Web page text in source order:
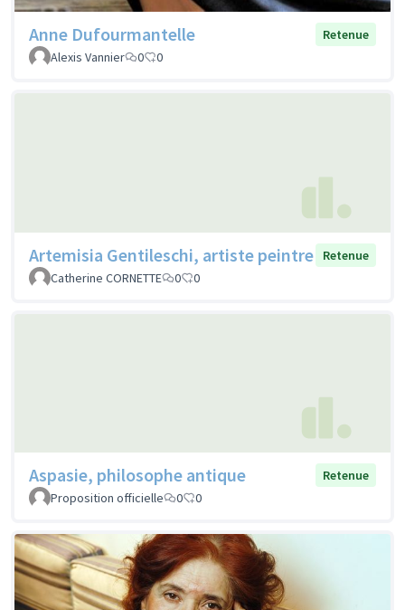
Anne Dufourmantelle
Retenue
Alexis Vannier
0 0
Artemisia Gentileschi, artiste peintre
Retenue
Catherine CORNETTE
0 0
Aspasie, philosophe antique
Retenue
Proposition officielle
0 0